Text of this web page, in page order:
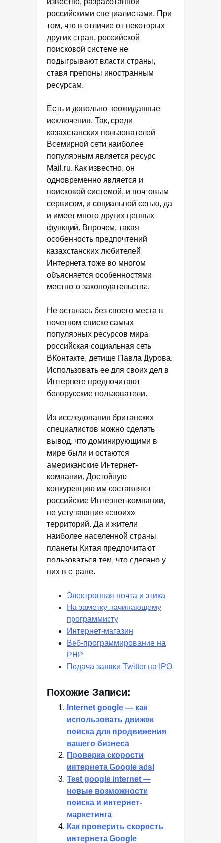
известно, разработанной
российскими специалистами. При
том, что в отличие от некоторых
других стран, российской
поисковой системе не
подыгрывают власти страны,
ставя препоны иностранным
ресурсам.
Есть и довольно неожиданные
исключения. Так, среди
казахстанских пользователей
Всемирной сети наиболее
популярным является ресурс
Mail.ru. Как известно, он
одновременно является и
поисковой системой, и почтовым
сервисом, и социальной сетью, да
и имеет много других ценных
функций. Впрочем, такая
особенность предпочтений
казахстанских любителей
Интернета тоже во многом
объясняется особенностями
местного законодательства.
Не осталась без своего места в
почетном списке самых
популярных ресурсов мира
российская социальная сеть
ВКонтакте, детище Павла Дурова.
Использовать ее для своих дел в
Интернете предпочитают
белорусские пользователи.
Из исследования британских
специалистов можно сделать
вывод, что доминирующими в
мире были и остаются
американские Интернет-
компании. Достойную
конкуренцию им составляют
российские Интернет-компании,
не уступающие «своих»
территорий. Да и жители
наиболее населенной страны
планеты Китая предпочитают
пользоваться тем, что сделано у
них в стране.
Электронная почта и этика
На заметку начинающему
программисту
Интернет-магазин
Веб-программирование на
PHP
Подача заявки Twitter на IPO
Похожие Записи:
Internet google — как
использовать движок
поиска для продвижения
вашего бизнеса
Проверка скорости
интернета Google adsl
Test google internet —
новые возможности
поиска и интернет-
маркетинга
Как проверить скорость
интернета Google